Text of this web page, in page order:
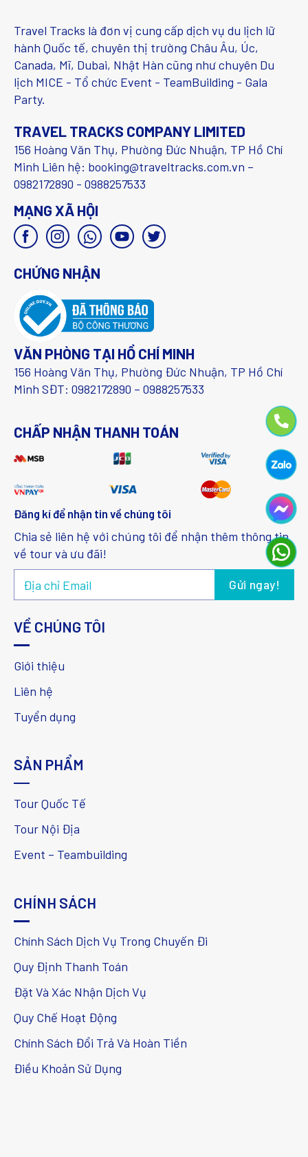
Travel Tracks là đơn vị cung cấp dịch vụ du lịch lữ
hành Quốc tế, chuyên thị trường Châu Âu, Úc,
Canada, Mĩ, Dubai, Nhật Hàn cũng như chuyên Du
lịch MICE - Tổ chức Event - TeamBuilding - Gala
Party.
TRAVEL TRACKS COMPANY LIMITED
156 Hoàng Văn Thụ, Phường Đức Nhuận, TP Hồ Chí
Minh Liên hệ: booking@traveltracks.com.vn –
0982172890 - 0988257533
MẠNG XÃ HỘI
CHỨNG NHẬN
VĂN PHÒNG TẠI HỒ CHÍ MINH
156 Hoàng Văn Thụ, Phường Đức Nhuận, TP Hồ Chí
Minh SĐT: 0982172890 – 0988257533
CHẤP NHẬN THANH TOÁN
Đăng kí để nhận tin về chúng tôi
Chia sẻ liên hệ với chúng tôi để nhận thêm thông tin
về tour và ưu đãi!
VỀ CHÚNG TÔI
Giới thiệu
Liên hệ
Tuyển dụng
SẢN PHẨM
Tour Quốc Tế
Tour Nội Địa
Event – Teambuilding
CHÍNH SÁCH
Chính Sách Dịch Vụ Trong Chuyến Đi
Quy Định Thanh Toán
Đặt Và Xác Nhận Dịch Vụ
Quy Chế Hoạt Động
Chính Sách Đổi Trả Và Hoàn Tiền
Điều Khoản Sử Dụng